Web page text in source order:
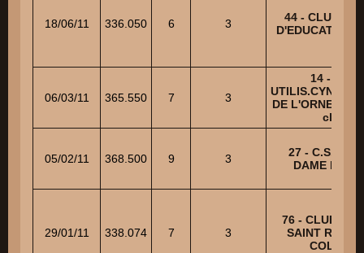
18/06/11 336.050 6 3
44 - CLUB
D'EDUCATION
06/03/11 365.550 7 3
14 -
DE L'ORNE -
clubs
05/02/11 368.500 9 3
27 - C.S.C.
DAME DE
29/01/11 338.074 7 3
76 - CLUB
SAINT